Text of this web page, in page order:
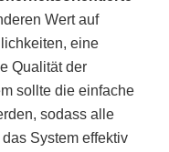
Wert auf
eine
Qualität der
sollte die einfache
sodass alle
System effektiv